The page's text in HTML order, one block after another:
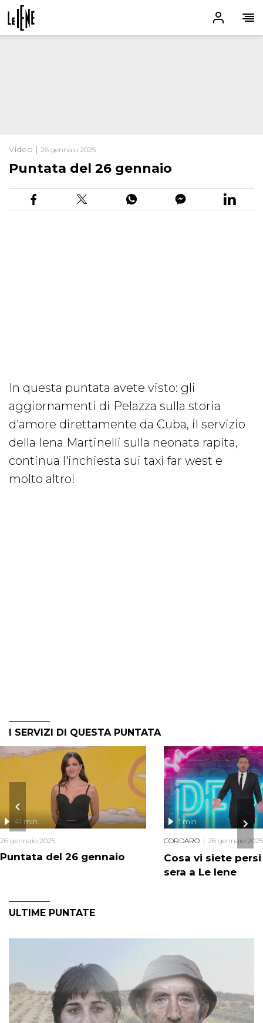
Video | 26 gennaio 2025
Puntata del 26 gennaio
In questa puntata avete visto: gli
aggiornamenti di Pelazza sulla storia
d'amore direttamente da Cuba, il servizio
della Iena Martinelli sulla neonata rapita,
continua l'inchiesta sui taxi far west e
molto altro!
I SERVIZI DI QUESTA PUNTATA
Puntata del 26 gennaio
41 min
26 gennaio 2025
Cosa vi siete
sera a Le Iene
1 min
CORDARO 26 gennaio 2025
ULTIME PUNTATE